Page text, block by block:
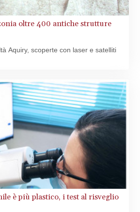
LRD 208.141271
LSL 18.917964
LTL 3.409986
LYD 7.339597
4908.365176
MKD 61.481068
MMK
2424.552772
MNT
4152.673297
MOP 9.316283
MRU 46.240358
MUR 54.209096
MVR 17.842347
MWK
oltre 400 antiche strutture
Aquiry, scoperte con laser e satelliti
è più plastico, i test al risveglio